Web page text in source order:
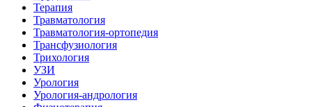
Терапия
Травматология
Травматология-ортопедия
Трансфузиология
Трихология
УЗИ
Урология
Урология-андрология